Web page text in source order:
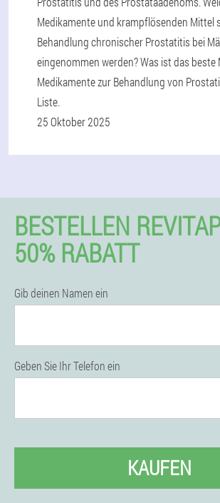
Medikamente und krampflösenden Mittel
Behandlung chronischer Prostatitis bei
eingenommen werden? Was ist das beste
Medikamente zur Behandlung von
Liste.
25 Oktober 2025
BESTELLEN
50% RABATT
Gib deinen Namen ein
Geben Sie Ihr Telefon ein
KAUFEN